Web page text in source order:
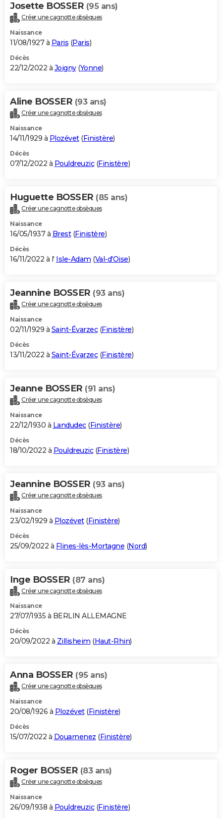
Josette BOSSER (95 ans)
Créer une cagnotte obsèques
Naissance
11/08/1927 à Paris (Paris)
Décès
22/12/2022 à Joigny(Yonne)
Aline BOSSER (93 ans)
Créer une cagnotte obsèques
Naissance
14/11/1929 à Plozévet(Finistère)
Décès
07/12/2022 à Pouldreuzic(Finistère)
Huguette BOSSER (85 ans)
Créer une cagnotte obsèques
Naissance
16/05/1937 à Brest(Finistère)
Décès
16/11/2022 à l' Isle-Adam (Val-d'Oise)
Jeannine BOSSER (93 ans)
Créer une cagnotte obsèques
Naissance
02/11/1929 à Saint-Évarzec(Finistère)
Décès
13/11/2022 à Saint-Évarzec(Finistère)
Jeanne BOSSER (91 ans)
Créer une cagnotte obsèques
Naissance
22/12/1930 à Landudec(Finistère)
Décès
18/10/2022 à Pouldreuzic(Finistère)
Jeannine BOSSER (93 ans)
Créer une cagnotte obsèques
Naissance
23/02/1929 à Plozévet(Finistère)
Décès
25/09/2022 à Flines-lès-Mortagne (Nord)
Inge BOSSER (87 ans)
Créer une cagnotte obsèques
Naissance
27/07/1935 à BERLIN ALLEMAGNE
Décès
20/09/2022 à Zillisheim (Haut-Rhin)
Anna BOSSER (95 ans)
Créer une cagnotte obsèques
Naissance
20/08/1926 à Plozévet(Finistère)
Décès
15/07/2022 à Douarnenez (Finistère)
Roger BOSSER (83 ans)
Créer une cagnotte obsèques
Naissance
26/09/1938 à Pouldreuzic(Finistère)